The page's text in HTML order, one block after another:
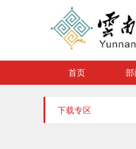
首页 部
下载专区